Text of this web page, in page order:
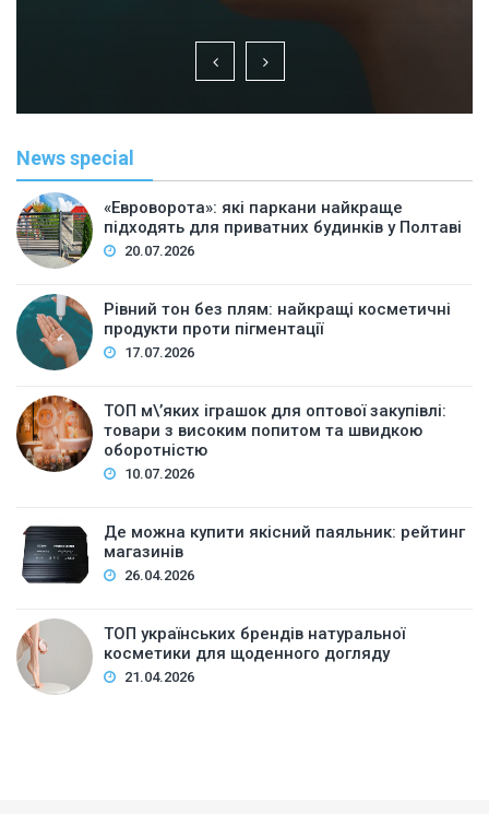
News special
«Евроворота»: які паркани найкраще
підходять для приватних будинків у Полтаві
20.07.2026
Рівний тон без плям: найкращі косметичні
продукти проти пігментації
17.07.2026
ТОП м\’яких іграшок для оптової закупівлі:
товари з високим попитом та швидкою
оборотністю
10.07.2026
Де можна купити якісний паяльник: рейтинг
магазинів
26.04.2026
ТОП українських брендів натуральної
косметики для щоденного догляду
21.04.2026